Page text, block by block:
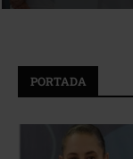
PORTADA